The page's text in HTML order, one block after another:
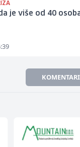
je više od 40